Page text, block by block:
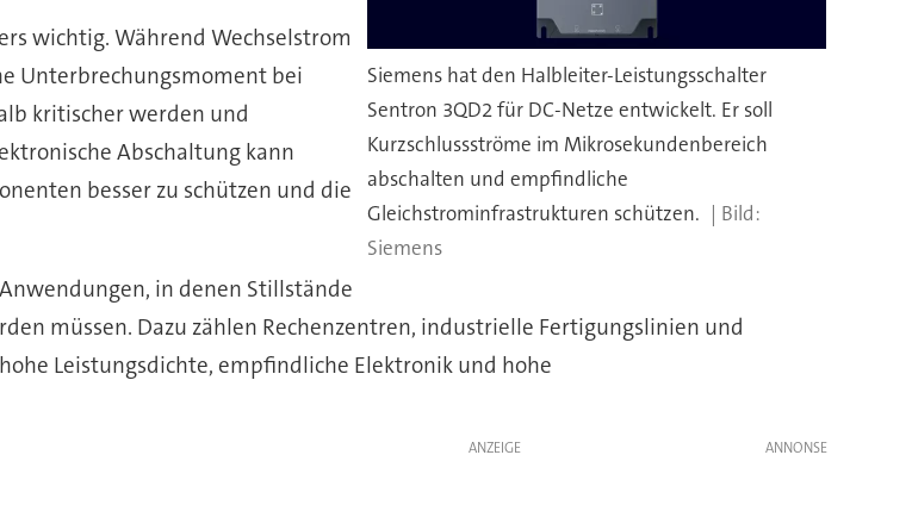
Siemens hat den Halbleiter-Leistungsschalter
Sentron 3QD2 für DC-Netze entwickelt. Er soll
Kurzschlussströme im Mikrosekundenbereich
abschalten und empfindliche
Gleichstrominfrastrukturen schützen.
Siemens
wichtig. Während Wechselstrom
Unterbrechungsmoment bei
kritischer werden und
Abschaltung kann
besser zu schützen und die
in denen Stillstände
müssen. Dazu zählen Rechenzentren, industrielle Fertigungslinien und
Leistungsdichte, empfindliche Elektronik und hohe
ANZEIGE